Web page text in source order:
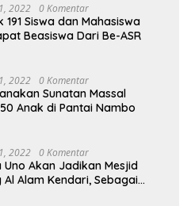
2022 0 Komentar
191 Siswa dan Mahasiswa
Beasiswa Dari Be-ASR
2022 0 Komentar
Sunatan Massal
Anak di Pantai Nambo
2022 0 Komentar
Uno Akan Jadikan Mesjid
Al Alam Kendari, Sebagai